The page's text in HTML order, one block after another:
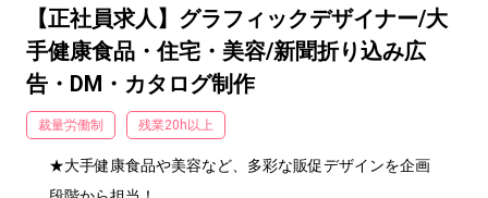
【正社員求人】グラフィックデザイナー/大
手健康食品・住宅・美容/新聞折り込み広
告・DM・カタログ制作
裁量労働制 残業20h以上
★大手健康食品や美容など、多彩な販促デザインを企画